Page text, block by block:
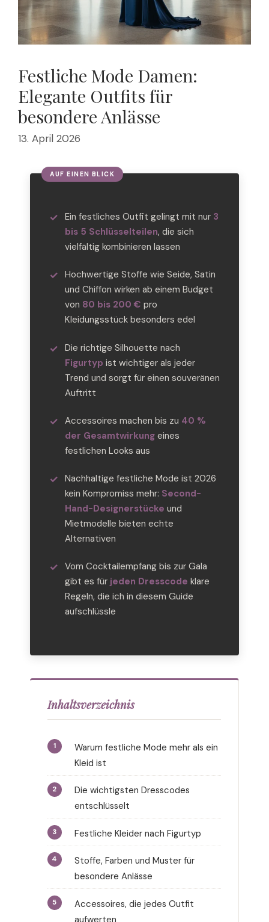
Festliche Mode Damen:
Elegante Outfits für
besondere Anlässe
13. April 2026
Ein festliches Outfit gelingt mit nur 3
bis 5 Schlüsselteilen, die sich
vielfältig kombinieren lassen
Hochwertige Stoffe wie Seide, Satin
und Chiffon wirken ab einem Budget
von 80 bis 200 € pro
Kleidungsstück besonders edel
Die richtige Silhouette nach
Figurtyp ist wichtiger als jeder
Trend und sorgt für einen souveränen
Auftritt
Accessoires machen bis zu 40 %
der Gesamtwirkungeines
festlichen Looks aus
Nachhaltige festliche Mode ist 2026
kein Kompromiss mehr: Second-
Hand-Designerstücke und
Mietmodelle bieten echte
Alternativen
Vom Cocktailempfang bis zur Gala
gibt es für jeden Dresscode klare
Regeln, die ich in diesem Guide
aufschlüssle
Inhaltsverzeichnis
Warum festliche Mode mehr als ein
Kleid ist
Die wichtigsten Dresscodes
entschlüsselt
Festliche Kleider nach Figurtyp
Stoffe, Farben und Muster für
besondere Anlässe
Accessoires, die jedes Outfit
aufwerten